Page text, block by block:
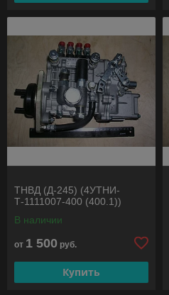
ТНВД (Д-245) (4УТНИ-
Т-1111007-400 (400.1))
В наличии
от 1 500 руб.
Купить